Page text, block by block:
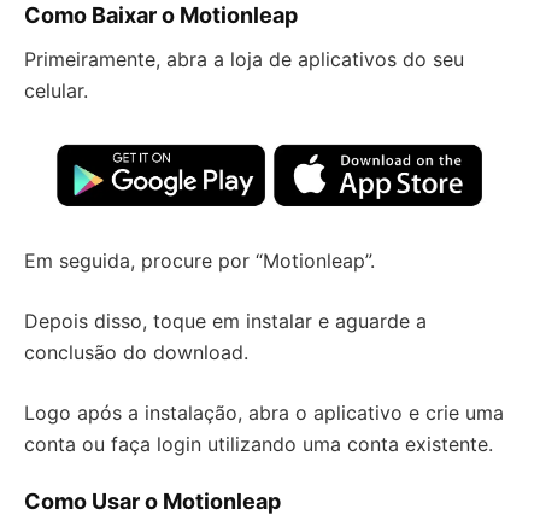
Como Baixar o Motionleap
Primeiramente, abra a loja de aplicativos do seu
celular.
Em seguida, procure por “Motionleap”.
Depois disso, toque em instalar e aguarde a
conclusão do download.
Logo após a instalação, abra o aplicativo e crie uma
conta ou faça login utilizando uma conta existente.
Como Usar o Motionleap